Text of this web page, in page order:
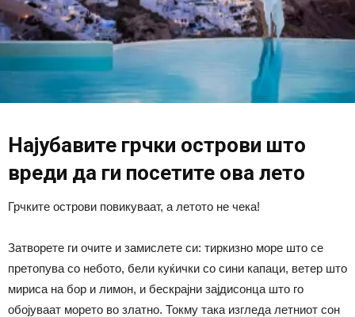
Најубавите грчки острови што
вреди да ги посетите ова лето
Грчките острови повикуваат, а летото не чека!
Затворете ги очите и замислете си: тиркизно море што се
претопува со небото, бели куќички со сини капаци, ветер што
мириса на бор и лимон, и бескрајни зајдисонца што го
обојуваат морето во златно. Токму така изгледа летниот сон